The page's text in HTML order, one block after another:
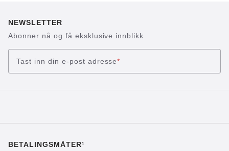
NEWSLETTER
Abonner nå og få eksklusive innblikk
Tast inn din e-post adresse*
BETALINGSMÅTER¹